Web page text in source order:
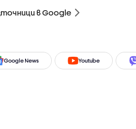
в Google
Google News Youtube